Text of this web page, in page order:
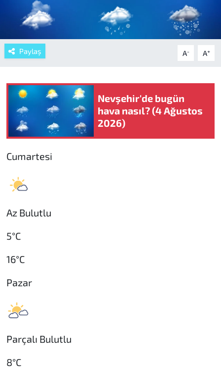
Paylaş A- A+
Nevşehir'de bugün
hava nasıl? (4 Ağustos
2026)
Cumartesi
Az Bulutlu
5°C
16°C
Pazar
Parçalı Bulutlu
8°C